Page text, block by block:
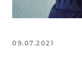
09.07.2021